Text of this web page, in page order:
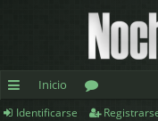
nl
Inicio
or
Identificarse